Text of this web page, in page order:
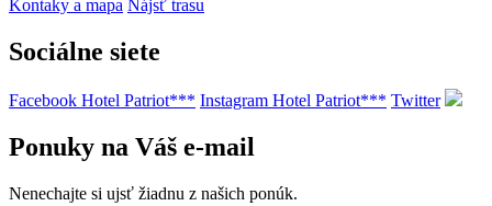
Kontaky a mapa Nájsť trasu
Sociálne siete
Facebook Hotel Patriot*** Instagram Hotel Patriot*** Twitter
Ponuky na Váš e-mail
Nenechajte si ujsť žiadnu z našich ponúk.